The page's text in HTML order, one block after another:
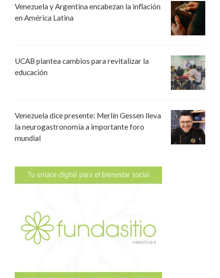
Venezuela y Argentina encabezan la inflación
en América Latina
UCAB plantea cambios para revitalizar la
educación
Venezuela dice presente: Merlín Gessen lleva
la neurogastronomía a importante foro
mundial